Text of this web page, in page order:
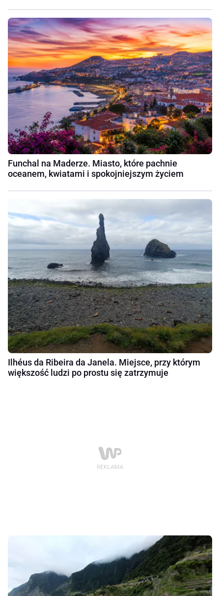
Funchal na Maderze. Miasto, które pachnie
oceanem, kwiatami i spokojniejszym życiem
Ilhéus da Ribeira da Janela. Miejsce, przy którym
większość ludzi po prostu się zatrzymuje